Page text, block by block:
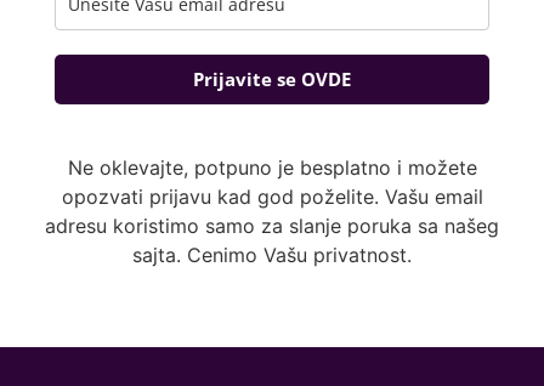
Prijavite se OVDE
Ne oklevajte, potpuno je besplatno i možete
opozvati prijavu kad god poželite. Vašu email
adresu koristimo samo za slanje poruka sa našeg
sajta. Cenimo Vašu privatnost.